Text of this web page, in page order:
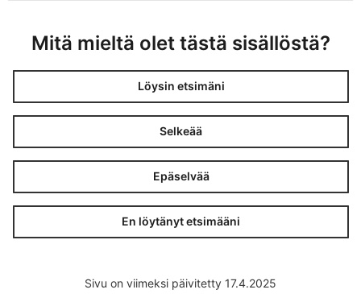
Mitä mieltä olet tästä sisällöstä?
Löysin etsimäni
Selkeää
Epäselvää
En löytänyt etsimääni
Sivu on viimeksi päivitetty 17.4.2025